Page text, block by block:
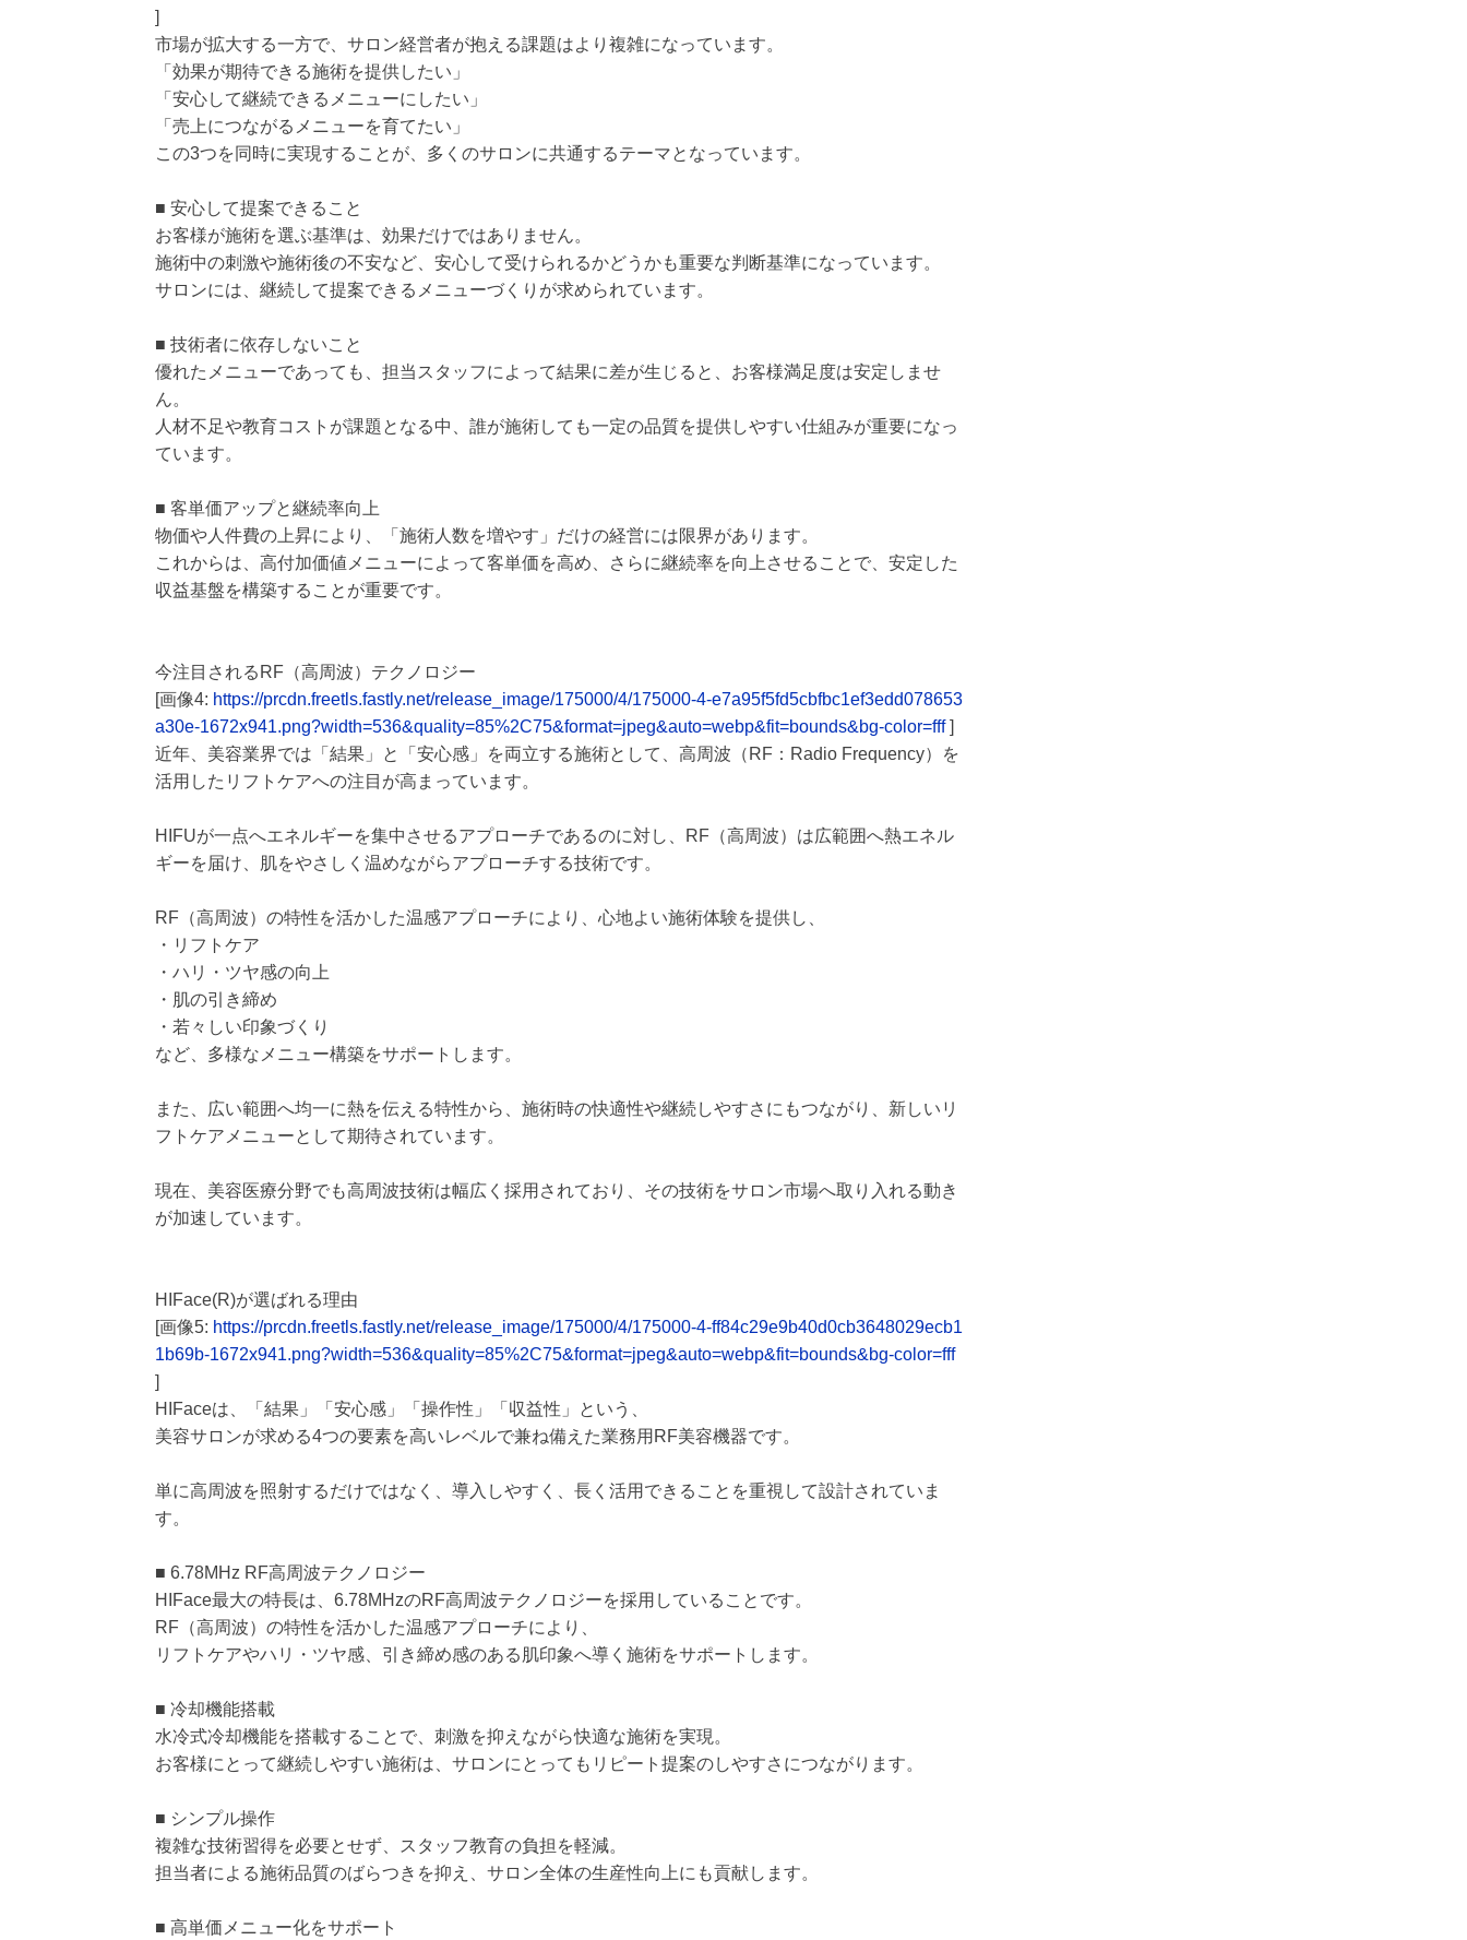
]
市場が拡大する一方で、サロン経営者が抱える課題はより複雑になっています。
「効果が期待できる施術を提供したい」
「安心して継続できるメニューにしたい」
「売上につながるメニューを育てたい」
この3つを同時に実現することが、多くのサロンに共通するテーマとなっています。
■ 安心して提案できること
お客様が施術を選ぶ基準は、効果だけではありません。
施術中の刺激や施術後の不安など、安心して受けられるかどうかも重要な判断基準になっています。
サロンには、継続して提案できるメニューづくりが求められています。
■ 技術者に依存しないこと
優れたメニューであっても、担当スタッフによって結果に差が生じると、お客様満足度は安定しませ
ん。
人材不足や教育コストが課題となる中、誰が施術しても一定の品質を提供しやすい仕組みが重要になっ
ています。
■ 客単価アップと継続率向上
物価や人件費の上昇により、「施術人数を増やす」だけの経営には限界があります。
これからは、高付加価値メニューによって客単価を高め、さらに継続率を向上させることで、安定した
収益基盤を構築することが重要です。
今注目されるRF（高周波）テクノロジー
[画像4: https://prcdn.freetls.fastly.net/release_image/175000/4/175000-4-e7a95f5fd5cbfbc1ef3edd078653
a30e-1672x941.png?width=536&quality=85%2C75&format=jpeg&auto=webp&fit=bounds&bg-color=fff]
近年、美容業界では「結果」と「安心感」を両立する施術として、高周波（RF：Radio Frequency）を
活用したリフトケアへの注目が高まっています。
HIFUが一点へエネルギーを集中させるアプローチであるのに対し、RF（高周波）は広範囲へ熱エネル
ギーを届け、肌をやさしく温めながらアプローチする技術です。
RF（高周波）の特性を活かした温感アプローチにより、心地よい施術体験を提供し、
・リフトケア
・ハリ・ツヤ感の向上
・肌の引き締め
・若々しい印象づくり
など、多様なメニュー構築をサポートします。
また、広い範囲へ均一に熱を伝える特性から、施術時の快適性や継続しやすさにもつながり、新しいリ
フトケアメニューとして期待されています。
現在、美容医療分野でも高周波技術は幅広く採用されており、その技術をサロン市場へ取り入れる動き
が加速しています。
HIFace(R)が選ばれる理由
[画像5: https://prcdn.freetls.fastly.net/release_image/175000/4/175000-4-ff84c29e9b40d0cb3648029ecb1
1b69b-1672x941.png?width=536&quality=85%2C75&format=jpeg&auto=webp&fit=bounds&bg-color=fff
]
HIFaceは、「結果」「安心感」「操作性」「収益性」という、
美容サロンが求める4つの要素を高いレベルで兼ね備えた業務用RF美容機器です。
単に高周波を照射するだけではなく、導入しやすく、長く活用できることを重視して設計されていま
す。
■ 6.78MHz RF高周波テクノロジー
HIFace最大の特長は、6.78MHzのRF高周波テクノロジーを採用していることです。
RF（高周波）の特性を活かした温感アプローチにより、
リフトケアやハリ・ツヤ感、引き締め感のある肌印象へ導く施術をサポートします。
■ 冷却機能搭載
水冷式冷却機能を搭載することで、刺激を抑えながら快適な施術を実現。
お客様にとって継続しやすい施術は、サロンにとってもリピート提案のしやすさにつながります。
■ シンプル操作
複雑な技術習得を必要とせず、スタッフ教育の負担を軽減。
担当者による施術品質のばらつきを抑え、サロン全体の生産性向上にも貢献します。
■ 高単価メニュー化をサポート